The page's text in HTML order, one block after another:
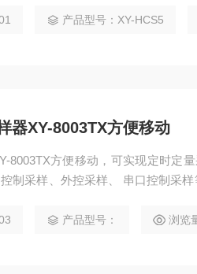
产品型号：XY-HCS5
器XY-8003TX方便移动
8003TX方便移动，可实现定时定量
制采样、外控采样、 串口控制采
产品型号： 浏览